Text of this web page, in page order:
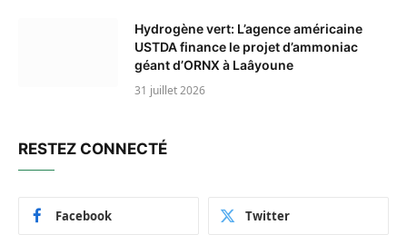
Hydrogène vert: L’agence américaine
USTDA finance le projet d’ammoniac
géant d’ORNX à Laâyoune
31 juillet 2026
RESTEZ CONNECTÉ
Facebook Twitter